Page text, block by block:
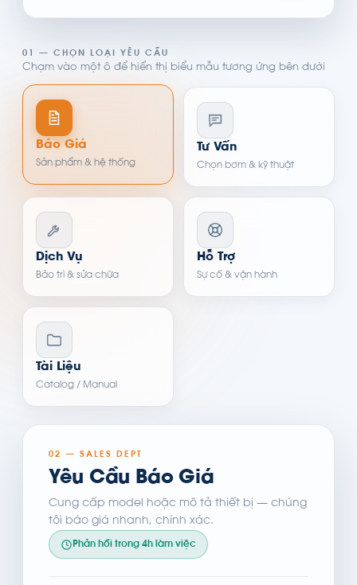
01 — CHỌN LOẠI YÊU CẦU
Chạm vào một ô để hiển thị biểu mẫu tương ứng bên dưới
Báo Giá
Sản phẩm & hệ thống
Tư Vấn
Chọn bơm & kỹ thuật
Dịch Vụ
Bảo trì & sửa chữa
Hỗ Trợ
Sự cố & vận hành
Tài Liệu
Catalog / Manual
02 — SALES DEPT
Yêu Cầu Báo Giá
Cung cấp model hoặc mô tả thiết bị — chúng
tôi báo giá nhanh, chính xác.
Phản hồi trong 4h làm việc